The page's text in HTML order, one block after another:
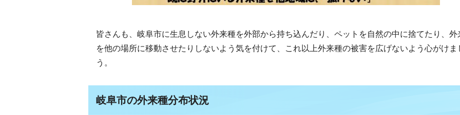
皆さんも、岐阜市に生息しない外来種を外部から持ち込んだり、ペットを自然の中に捨てたり、外
を他の場所に移動させたりしないよう気を付けて、これ以上外来種の被害を広げないよう心がけま
う。
岐阜市の外来種分布状況